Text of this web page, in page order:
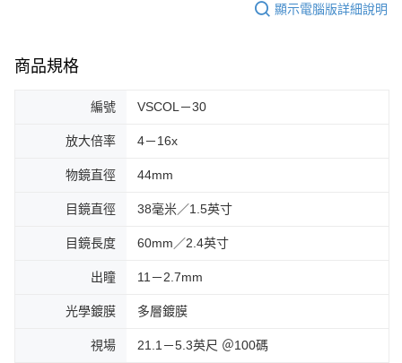
顯示電腦版詳細說明
商品規格
編號 VSCOL－30
放大倍率 4－16x
物鏡直徑 44mm
目鏡直徑 38毫米／1.5英寸
目鏡長度 60mm／2.4英寸
出瞳 11－2.7mm
光學鍍膜 多層鍍膜
視場 21.1－5.3英尺 ＠100碼